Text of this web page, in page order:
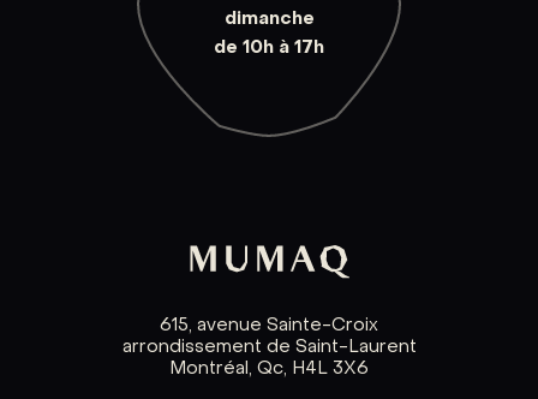
dimanche
de 10h à 17h
615, avenue Sainte-Croix
arrondissement de Saint-Laurent
Montréal, Qc, H4L 3X6